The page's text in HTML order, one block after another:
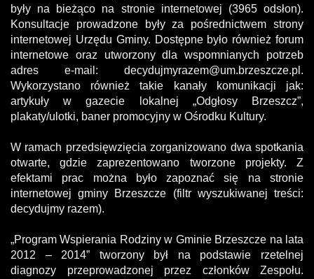
były na bieżąco na stronie internetowej (3965 odsłon).
Konsultacje prowadzone były za pośrednictwem strony
internetowej Urzędu Gminy. Dostępne było również forum
internetowe oraz utworzony dla wspomnianych potrzeb
adres e-mail: decydujmyrazem@um.brzeszcze.pl .
Wykorzystano również takie kanały komunikacji jak:
artykuły w gazecie lokalnej „Odgłosy Brzeszcz”,
plakaty/ulotki, baner promocyjny w Ośrodku Kultury.
W ramach przedsięwzięcia zorganizowano dwa spotkania
otwarte, gdzie zaprezentowano tworzone projekty. Z
efektami prac można było zapoznać się na stronie
internetowej gminy Brzeszcze (filtr wyszukiwanej treści:
decydujmy razem).
„Program Wspierania Rodziny w Gminie Brzeszcze na lata
2012 – 2014” tworzony był na podstawie rzetelnej
diagnozy przeprowadzonej przez członków Zespołu.